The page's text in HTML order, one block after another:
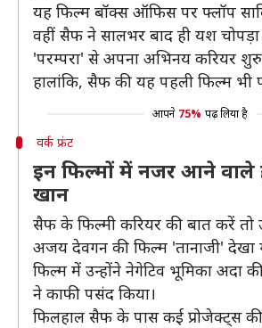
यह फिल्म बॉक्स ऑफिस पर फ्लॉप
वहीं सैफ ने सालभर बाद ही यश
'परम्परा' से अपना अभिनय करियर शुरु
हालांकि, सैफ की यह पहली फिल्म भी
आपने 75% पढ़ लिया है
वर्क फ्रंट
इन फिल्मों में नजर आने
खान
सैफ के फिल्मी करियर की बात करें तो
अजय देवगन की फिल्म 'तानाजी' देखा
फिल्म में उन्होंने नेगेटिव भूमिका अदा
ने काफी पसंद किया।
फिलहाल सैफ के पास कई प्रोजेक्ट्स